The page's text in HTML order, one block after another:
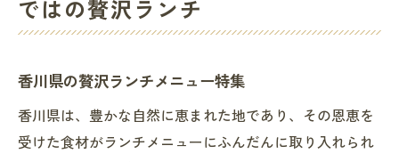
ではの贅沢ランチ
香川県の贅沢ランチメニュー特集
香川県は、豊かな自然に恵まれた地であり、その恩恵を
受けた食材がランチメニューにふんだんに取り入れられ